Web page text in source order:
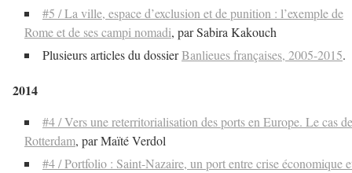
#5 / La ville, espace d’exclusion et de punition : l’exemple de
Rome et de ses campi nomadi, par Sabira Kakouch
Plusieurs articles du dossierBanlieues françaises, 2005-2015.
2014
#4 / Vers une reterritorialisation des ports en Europe. Le cas de
Rotterdam, par Maïté Verdol
#4 / Portfolio : Saint-Nazaire, un port entre crise économique